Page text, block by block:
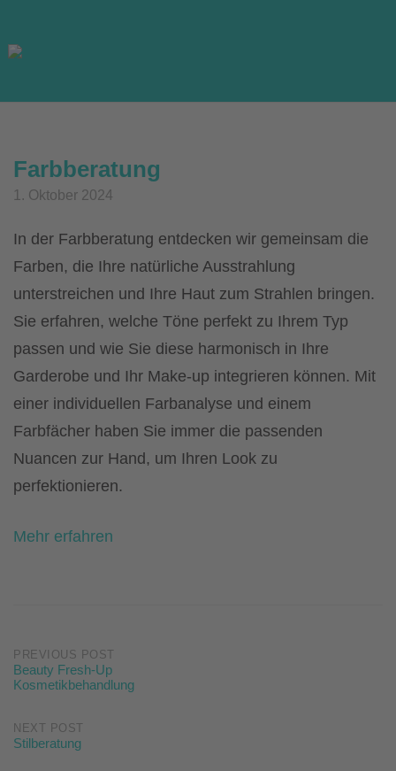
to
Farbberatung
1. Oktober 2024
In der Farbberatung entdecken wir gemeinsam die
Farben, die Ihre natürliche Ausstrahlung
unterstreichen und Ihre Haut zum Strahlen bringen.
Sie erfahren, welche Töne perfekt zu Ihrem Typ
passen und wie Sie diese harmonisch in Ihre
Garderobe und Ihr Make-up integrieren können. Mit
einer individuellen Farbanalyse und einem
Farbfächer haben Sie immer die passenden
Nuancen zur Hand, um Ihren Look zu
perfektionieren.
Mehr erfahren
Post
PREVIOUS POST
Beauty Fresh-Up
Kosmetikbehandlung
NEXT POST
Stilberatung